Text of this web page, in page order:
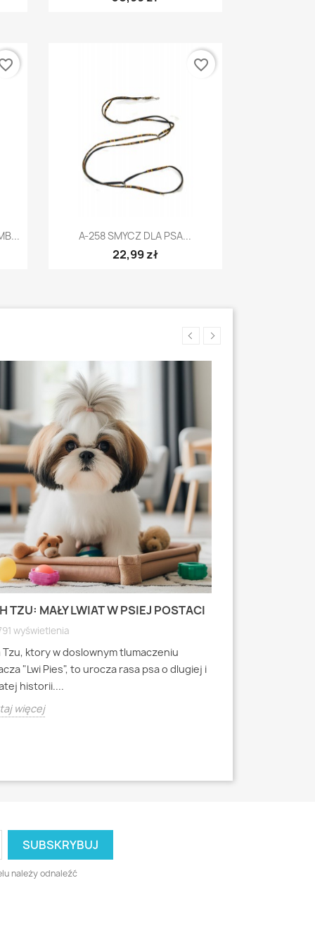
Szybki podgląd
A-258 SMYCZ DLA PSA...
22,99 zł
favorite_border
TZU: MAŁY LWIAT W PSIEJ POSTACI
wyświetlenia
Tzu, ktory w doslownym tlumaczeniu
"Lwi Pies", to urocza rasa psa o dlugiej i
historii....
więcej
należy odnaleźć